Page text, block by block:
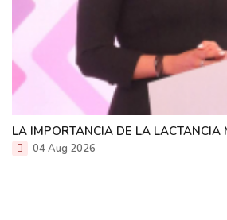
LA IMPORTANCIA DE LA LACTANCIA
04 Aug 2026